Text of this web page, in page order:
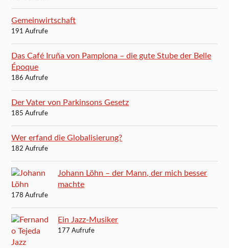
Gemeinwirtschaft
191 Aufrufe
Das Café Iruña von Pamplona – die gute Stube der Belle
Époque
186 Aufrufe
Der Vater von Parkinsons Gesetz
185 Aufrufe
Wer erfand die Globalisierung?
182 Aufrufe
Johann Löhn – der Mann, der mich besser
machte
178 Aufrufe
Ein Jazz-Musiker
177 Aufrufe